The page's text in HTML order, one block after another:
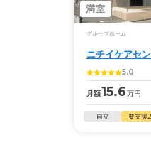
満室
グループホーム
ニチイケアセ
5.0
月額15.6万円
自立 要支援2